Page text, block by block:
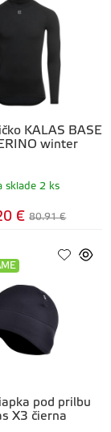
KALAS BASE
winter
sklade 2 ks
€ 80.91 €
pod prilbu
X3 čierna